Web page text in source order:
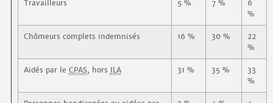
Travailleurs 5 % 7 %
6
%
Chômeurs complets indemnisés 16 % 30 %
22
%
Aidés par le CPAS, hors ILA 31 % 35 %
33
%